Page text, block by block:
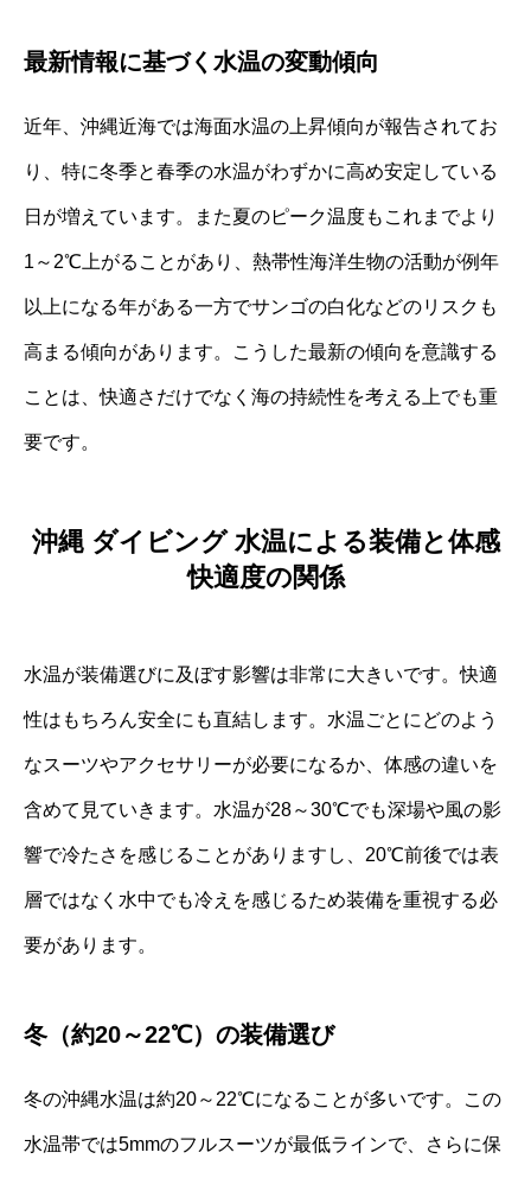
最新情報に基づく水温の変動傾向
近年、沖縄近海では海面水温の上昇傾向が報告されてお
り、特に冬季と春季の水温がわずかに高め安定している
日が増えています。また夏のピーク温度もこれまでより
1～2℃上がることがあり、熱帯性海洋生物の活動が例年
以上になる年がある一方でサンゴの白化などのリスクも
高まる傾向があります。こうした最新の傾向を意識する
ことは、快適さだけでなく海の持続性を考える上でも重
要です。
沖縄 ダイビング 水温による装備と体感
快適度の関係
水温が装備選びに及ぼす影響は非常に大きいです。快適
性はもちろん安全にも直結します。水温ごとにどのよう
なスーツやアクセサリーが必要になるか、体感の違いを
含めて見ていきます。水温が28～30℃でも深場や風の影
響で冷たさを感じることがありますし、20℃前後では表
層ではなく水中でも冷えを感じるため装備を重視する必
要があります。
冬（約20～22℃）の装備選び
冬の沖縄水温は約20～22℃になることが多いです。この
水温帯では5mmのフルスーツが最低ラインで、さらに保